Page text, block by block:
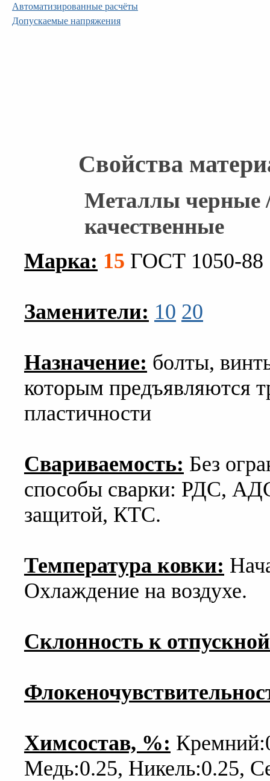
Автоматизированные расчёты
Допускаемые напряжения
Свойства
Металлы черные
качественные
Марка: 15 ГОСТ 1050-88
Заменители: 10 20
Назначение: болты,
которым предъявляются
пластичности
Свариваемость: Без
способы сварки: РДС,
защитой, КТС.
Температура ковки:
Охлаждение на воздухе.
Склонность к
Химсостав, %:
Медь:0.25, Никель:0.25,